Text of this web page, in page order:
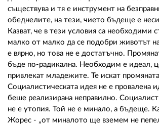
съществува и тя е инструмент на
обеднелите, на тези, чието бъдеще е
Казват, че в тези условия са необходими
малко от малко да се подобри животът
е вярно, но това не е достатъчно.
бъде по-радикална. Необходим е идеал,
привлекат младежите. Те искат
Социалистическата идея не е провалена
беше реализирана неправилно.
не е утопия. Той не е минало, а бъдеще.
Жорeс - „от миналото ще вземем не